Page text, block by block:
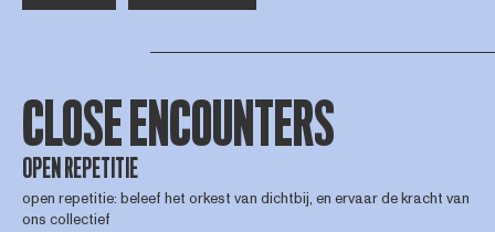
CLOSE ENCOUNTERS
OPEN REPETITIE
open repetitie: beleef het orkest van dichtbij, en ervaar de kracht van
ons collectief